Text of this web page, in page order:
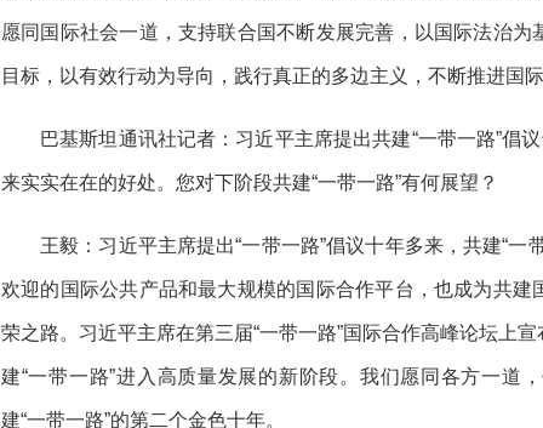
愿同国际社会一道，支持联合国不断发展完善，以国际法治
目标，以有效行动为导向，践行真正的多边主义，不断推进国
巴基斯坦通讯社记者：习近平主席提出共建“一带一路”倡
来实实在在的好处。您对下阶段共建“一带一路”有何展望？
王毅：习近平主席提出“一带一路”倡议十年多来，共建“
欢迎的国际公共产品和最大规模的国际合作平台，也成为共
荣之路。习近平主席在第三届“一带一路”国际合作高峰论坛上
建“一带一路”进入高质量发展的新阶段。我们愿同各方一道
建“一带一路”的第二个金色十年。